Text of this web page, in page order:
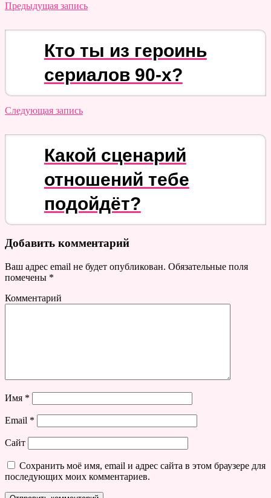
Предыдущая запись
Кто ты из героинь
сериалов 90-х?
Следующая запись
Какой сценарий
отношений тебе
подойдёт?
Добавить комментарий
Ваш адрес email не будет опубликован. Обязательные поля
помечены *
Комментарий
Имя *
Email *
Сайт
Сохранить моё имя, email и адрес сайта в этом браузере для
последующих моих комментариев.